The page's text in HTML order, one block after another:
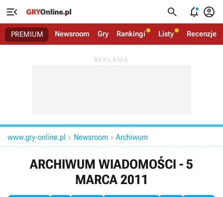
   
PREMIUM Newsroom Gry Rankingi Listy Recenzje
www.gry-online.pl  Newsroom  Archiwum
ARCHIWUM WIADOMOŚCI - 5
MARCA 2011